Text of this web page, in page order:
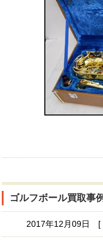
ゴルフボール買取事
2017年12月09日 [